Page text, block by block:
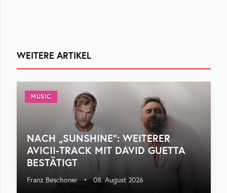
WEITERE ARTIKEL
MUSIC
NACH „SUNSHINE“: WEITERER
AVICII-TRACK MIT DAVID GUETTA
BESTÄTIGT
Franz Beschoner • 08. August 2026